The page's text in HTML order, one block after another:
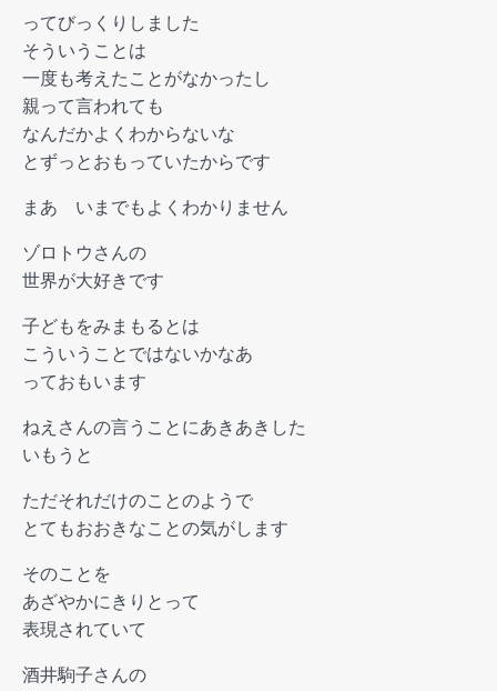
ってびっくりしました
そういうことは
一度も考えたことがなかったし
親って言われても
なんだかよくわからないな
とずっとおもっていたからです
まあ いまでもよくわかりません
ゾロトウさんの
世界が大好きです
子どもをみまもるとは
こういうことではないかなあ
っておもいます
ねえさんの言うことにあきあきした
いもうと
ただそれだけのことのようで
とてもおおきなことの気がします
そのことを
あざやかにきりとって
表現されていて
酒井駒子さんの